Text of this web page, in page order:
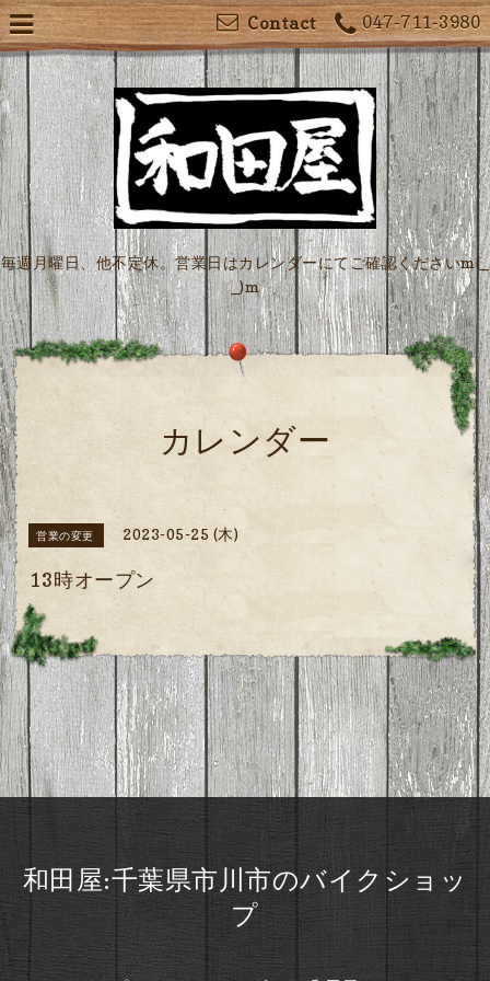
047-711-3980
Contact
毎週月曜日、他不定休。営業日はカレンダーにてご確認くださいm(_
_)m
カレンダー
営業の変更 2023-05-25 (木)
13時オープン
和田屋:千葉県市川市のバイクショッ
プ